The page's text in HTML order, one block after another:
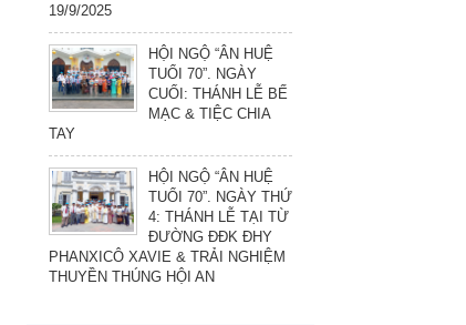
19/9/2025
HỘI NGỘ “ÂN HUỆ
TUỔI 70”. NGÀY
CUỐI: THÁNH LỄ BẾ
MẠC & TIỆC CHIA
TAY
HỘI NGỘ “ÂN HUỆ
TUỔI 70”. NGÀY THỨ
4: THÁNH LỄ TẠI TỪ
ĐƯỜNG ĐĐK ĐHY
PHANXICÔ XAVIE & TRẢI NGHIỆM
THUYỀN THÚNG HỘI AN